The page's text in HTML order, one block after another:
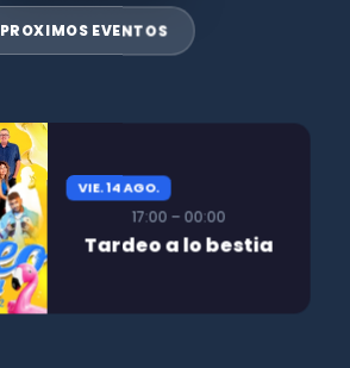
PROXIMOS EVENTOS
VIE. 14 AGO.
17:00 – 00:00
Tardeo a lo bestia